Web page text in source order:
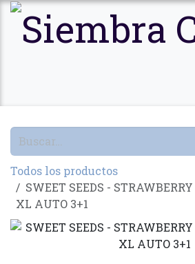
Ir al contenido
Todos los productos
SWEET SEEDS -
XL AUTO 3+1